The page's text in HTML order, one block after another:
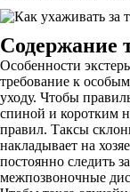
Содержание
Особенности
требование к
уходу. Чтобы
спиной и коротким
правил. Таксы
накладывает на
постоянно следить
межпозвоночные